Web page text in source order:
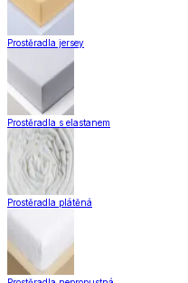
Prostěradla jersey
Prostěradla s elastanem
Prostěradla plátěná